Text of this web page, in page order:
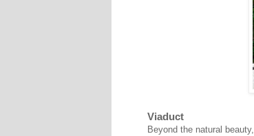
Viaduct
Beyond the natural